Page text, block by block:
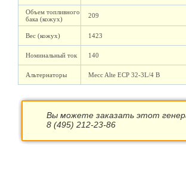
Объем топливного
бака (кожух)
209
Вес (кожух) 1423
Номинальный ток 140
Альтернаторы Mecc Alte ECP 32-3L/4 B
Вы можете заказать этот
8 (495) 212-23-86